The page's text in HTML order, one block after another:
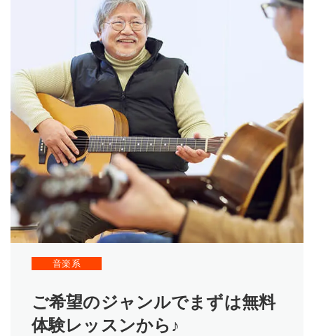
音楽系
ご希望のジャンルでまずは無料
体験レッスンから♪